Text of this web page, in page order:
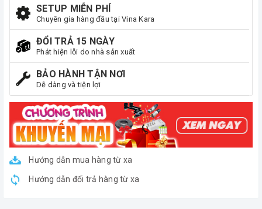
SETUP MIỄN PHÍ
Chuyên gia hàng đầu tại Vina Kara
ĐỔI TRẢ 15 NGÀY
Phát hiện lỗi do nhà sản xuất
BẢO HÀNH TẬN NƠI
Dễ dàng và tiện lợi
Hướng dẫn mua hàng từ xa
Hướng dẫn đổi trả hàng từ xa